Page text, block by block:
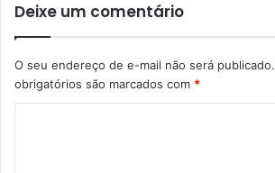
Deixe um comentário
O seu endereço de e-mail não será publicado.
obrigatórios são marcados com *